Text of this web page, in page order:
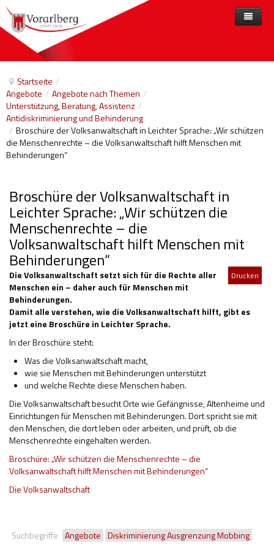
Startseite /
Angebote / Angebote nach Themen /
Unterstützung, Beratung, Assistenz /
Antidiskriminierung und Behinderung
/ Broschüre der Volksanwaltschaft in Leichter Sprache: „Wir schützen
die Menschenrechte – die Volksanwaltschaft hilft Menschen mit
Behinderungen“
Broschüre der Volksanwaltschaft in
Leichter Sprache: „Wir schützen die
Menschenrechte – die
Volksanwaltschaft hilft Menschen mit
Behinderungen“
Drucken
Die Volksanwaltschaft setzt sich für die Rechte aller
Menschen ein – daher auch für Menschen mit
Behinderungen.
Damit alle verstehen, wie die Volksanwaltschaft hilft, gibt es
jetzt eine Broschüre in Leichter Sprache.
In der Broschüre steht:
Was die Volksanwaltschaft macht,
wie sie Menschen mit Behinderungen unterstützt
und welche Rechte diese Menschen haben.
Die Volksanwaltschaft besucht Orte wie Gefängnisse, Altenheime und
Einrichtungen für Menschen mit Behinderungen. Dort spricht sie mit
den Menschen, die dort leben oder arbeiten, und prüft, ob die
Menschenrechte eingehalten werden.
Broschüre: „Wir schützen die Menschenrechte – die
Volksanwaltschaft hilft Menschen mit Behinderungen“
Die Volksanwaltschaft
Suchbegriffe Angebote Diskriminierung Ausgrenzung Mobbing
Home
Angebote nach Themen
Arbeit und Beschäftigung
Barrierefreiheit
Freizeit
Gesetze und Verordnungen
Gesetzliche Vertretungen
Gesundheitliche Rehabilitation
Hilfsmittel und Heilbehelfe
Kindheit und Jugend
Selbsthilfe und Selbstvertretung
Pflege, Pflegende Angehörige
Unterstützung, Beratung, Assistenz
Wohnen
Angebote A-Z
Anbieter
Aktuelles
Veranstaltungen